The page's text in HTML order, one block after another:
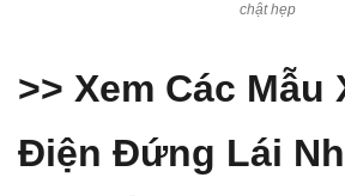
chật hẹp
>> Xem Các Mẫu
Điện Đứng Lái